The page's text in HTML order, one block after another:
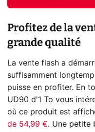
Profitez de la
grande qualité
La vente flash a
suffisamment
puisse en profiter. En
UD90 d'1 To vous
où ce produit est
de 54,99 €. Une petite